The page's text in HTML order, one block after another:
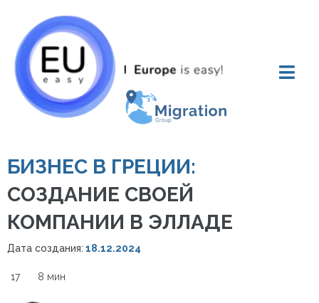
БИЗНЕС В ГРЕЦИИ:
СОЗДАНИЕ СВОЕЙ
КОМПАНИИ В ЭЛЛАДЕ
Дата создания: 18.12.2024
17 8 мин